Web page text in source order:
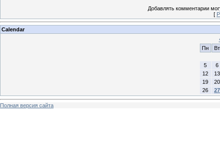
Добавлять комментарии
[
Calendar
Пн
Вт
5
6
12
13
19
20
26
27
Полная версия сайта